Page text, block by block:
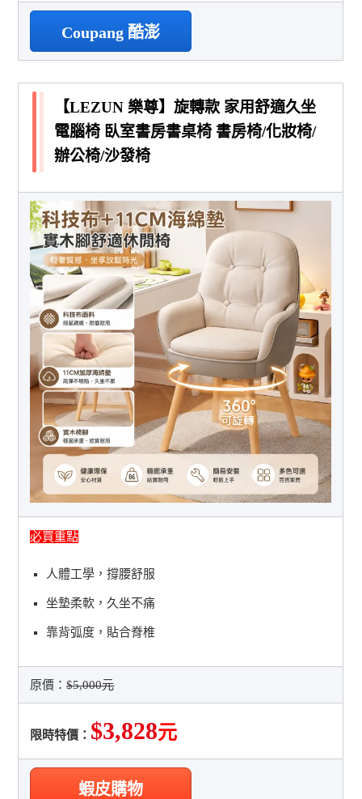
Coupang 酷澎
【LEZUN 樂尊】旋轉款 家用舒適久坐
電腦椅 臥室書房書桌椅 書房椅/化妝椅/
辦公椅/沙發椅
必買重點
人體工學，撐腰舒服
坐墊柔軟，久坐不痛
靠背弧度，貼合脊椎
原價：$5,000元
限時特價： $3,828元
蝦皮購物